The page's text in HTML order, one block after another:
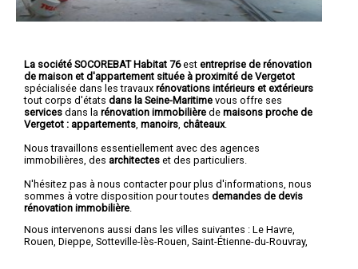
La société SOCOREBAT Habitat 76est entreprise de rénovation
de maison et d'appartement située à proximité de Vergetot
spécialisée dans les travaux rénovations intérieurs et extérieurs
tout corps d'états dans la Seine-Maritime vous offre ses
services dans la rénovation immobilière de maisons proche de
Vergetot : appartements manoirs châteaux.
Nous travaillons essentiellement avec des agences
immobilières, des architectes et des particuliers.
N'hésitez pas à nous contacter pour plus d'informations, nous
sommes à votre disposition pour toutes demandes de devis
rénovation immobilière
Nous intervenons aussi dans les villes suivantes : Le Havre,
Rouen, Dieppe, Sotteville-lès-Rouen, Saint-Étienne-du-Rouvray,